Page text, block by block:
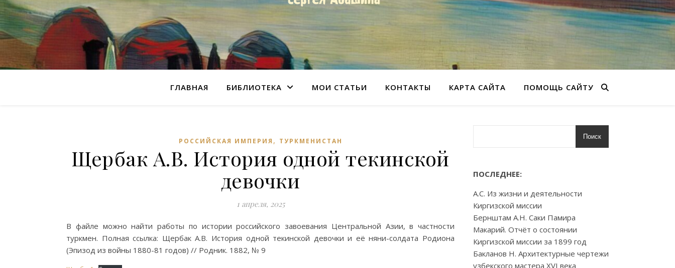
ГЛАВНАЯ БИБЛИОТЕКА МОИ СТАТЬИ КОНТАКТЫ КАРТА САЙТА ПОМОЩЬ САЙТУ
РОССИЙСКАЯ ИМПЕРИЯ , ТУРКМЕНИСТАН
Щербак А.В. История одной текинской
девочки
1 апреля, 2025
В файле можно найти работы по истории российского завоевания Центральной Азии, в частности
туркмен. Полная ссылка: Щербак А.В. История одной текинской девочки и её няни-солдата Родиона
(Эпизод из войны 1880-81 годов) // Родник. 1882, № 9
Поиск
ПОСЛЕДНЕЕ:
А.С. Из жизни и деятельности
Киргизской миссии
Бернштам А.Н. Саки Памира
Макарий. Отчёт о состоянии
Киргизской миссии за 1899 год
Бакланов Н. Архитектурные чертежи
узбекского мастера XVI века